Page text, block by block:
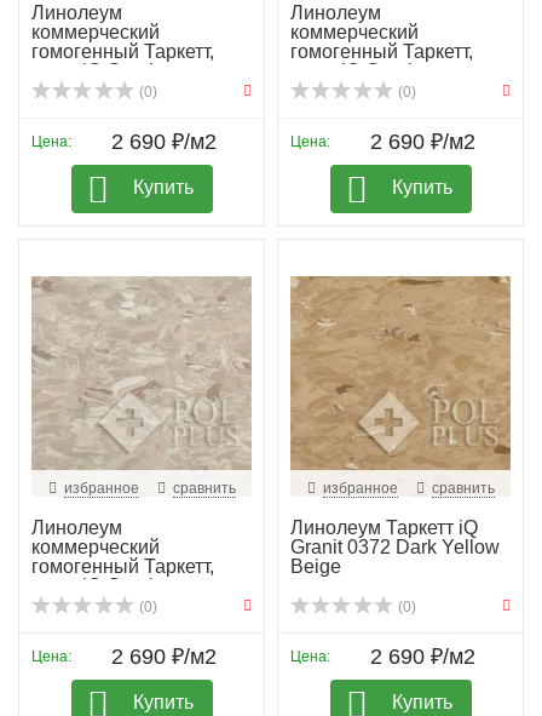
Линолеум
коммерческий
гомогенный Таркетт,
колл. iQ Granit...
(0)
Цена: 2 690 ₽/м2
Купить
Линолеум
коммерческий
гомогенный Таркетт,
колл. iQ Granit...
(0)
Цена: 2 690 ₽/м2
Купить
избранное сравнить
Линолеум
коммерческий
гомогенный Таркетт,
колл. iQ Granit...
(0)
Цена: 2 690 ₽/м2
Купить
избранное сравнить
Линолеум Таркетт iQ
Granit 0372 Dark Yellow
Beige
(0)
Цена: 2 690 ₽/м2
Купить